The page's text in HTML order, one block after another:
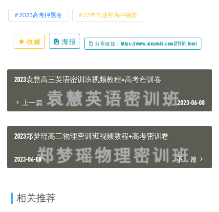
2023高考押题卷 23年作业帮高中物理
收藏 海报 分享链接：https://www.aixue666.com/27351.html
2023袁慧高三英语密训班视频教程+高考密训卷
上一篇 2023-06-08
2023郑梦瑶高三物理密训班视频教程+高考密训卷
2023-06-08 下一篇
相关推荐